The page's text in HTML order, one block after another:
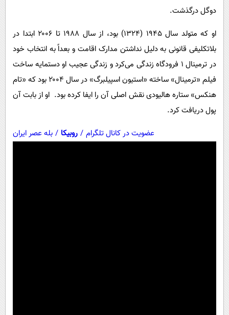
فرهنگی
بین الملل
اجتماعی
دوگل درگذشت.
او که متولد سال ۱۹۴۵ (۱۳۲۴) بود، از سال ۱۹۸۸ تا ۲۰۰۶ ابتدا در
بلاتکلیفی قانونی به دلیل نداشتن مدارک اقامت و بعداً به انتخاب خود
در ترمینال ۱ فرودگاه زندگی می‌کرد و زندگی عجیب او دستمایه ساخت
فیلم «ترمینال» ساخته «استیون اسپیلبرگ» در سال ۲۰۰۴ بود که «تام
هنکس» ستاره هالیودی نقش اصلی آن را ایفا کرده بود. او از بابت آن
پول دریافت کرد.
عضویت در کانال تلگرام / روبیکا / بله عصر ایران